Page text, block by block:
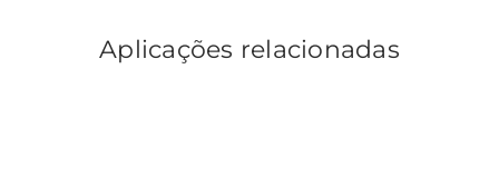
Aplicações relacionadas